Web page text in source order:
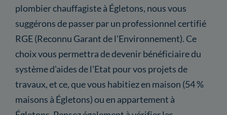
plombier chauffagiste à Égletons, nous vous
suggérons de passer par un professionnel certifié
RGE (Reconnu Garant de l'Environnement). Ce
choix vous permettra de devenir bénéficiaire du
système d'aides de l'Etat pour vos projets de
travaux, et ce, que vous habitiez en maison (54 %
maisons à Égletons) ou en appartement à